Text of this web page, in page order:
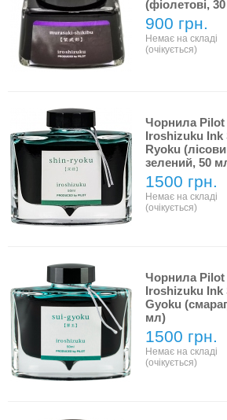
(фіолетові,
900 грн.
Немає на складі
(очікується)
Чорнила Pilot
Iroshizuku Ink
Ryoku
зелений, 50
1500 грн.
Немає на складі
(очікується)
Чорнила Pilot
Iroshizuku Ink
Gyoku
мл)
1500 грн.
Немає на складі
(очікується)